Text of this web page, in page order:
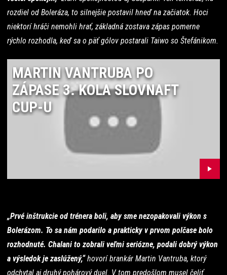
rozdiel od Boleráza, to silnejšie postavil hneď na začiatok. Hoci
niektorí hráči nemohli hrať, základná zostava zápas pomerne
rýchlo rozhodla, keď sa o päť gólov postarali Taiwo so Štefánikom.
MARTIN VANTRUBA PO
ZÁPASE 3. KOLA SLOVNAFT
CUP-U
„Prvé inštrukcie od trénera boli, aby sme nezopakovali výkon s
Bolerázom. To sa nám podarilo a prakticky v prvom polčase bolo
rozhodnuté. Chalani to zobrali veľmi seriózne, podali dobrý výkon
a výsledok je zaslúžený,“hovorí brankár Martin Vantruba, ktorý
odchytal aj druhý pohárový duel. V tom predošlom musel čeliť